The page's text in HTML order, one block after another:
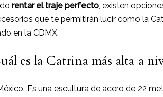
rentar el traje perfecto, existen
que te permitirán lucir como la
en la CDMX.
es la Catrina más alta a
Es una escultura de acero de 22